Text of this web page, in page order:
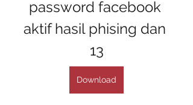
password facebook
aktif hasil phising dan
13
Download